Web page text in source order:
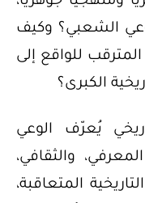
الشعبي؟ وكيف
للواقع إلى
الكبرى؟
يُعرّف الوعي
والثقافي،
المتعاقبة،